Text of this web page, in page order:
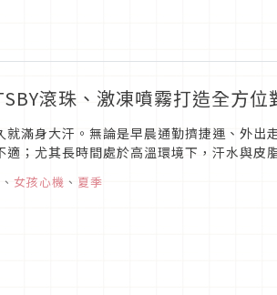
滾珠、激凍噴霧打造全方位
滿身大汗。無論是早晨通勤擠捷運、外出
；尤其長時間處於高溫環境下，汗水與皮
、 女孩心機 、 夏季